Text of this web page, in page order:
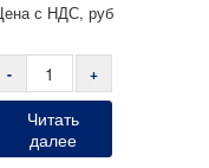
кг.
с НДС, руб
- +
Читать
далее